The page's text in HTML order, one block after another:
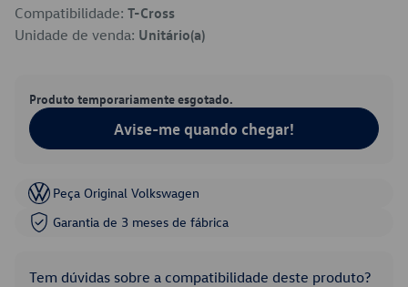
Compatibilidade: T-Cross
Unidade de venda: Unitário(a)
Produto temporariamente esgotado.
Avise-me quando chegar!
Peça Original Volkswagen
Garantia de 3 meses de fábrica
Tem dúvidas sobre a compatibilidade deste produto?